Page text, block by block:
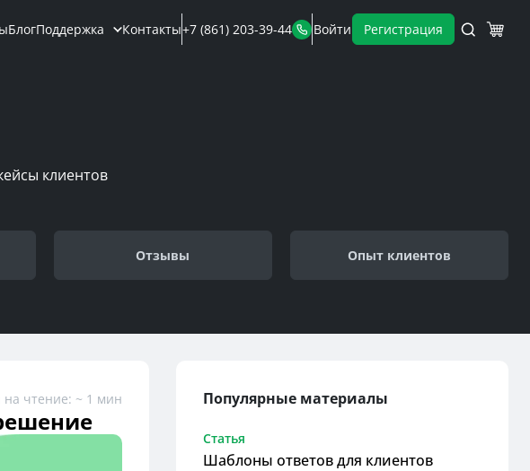
БлогПоддержка Контакты+7 (861) 203-39-44 Войти Регистрация
клиентов
Отзывы Опыт клиентов
на чтение: ~ 1 мин Популярные материалы
Статья
Шаблоны ответов для клиентов